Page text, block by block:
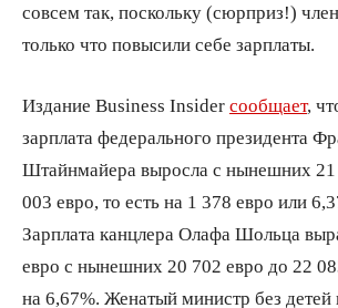
совсем так, поскольку (сюрприз!)
только что повысили себе зарплаты.
Издание Business Insider сообщает,
зарплата федерального президента
Штайнмайера выросла с нынешних 21
003 евро, то есть на 1 378 евро или
Зарплата канцлера Олафа Шольца
евро с нынешних 20 702 евро до 22
на 6,67%. Женатый министр без детей